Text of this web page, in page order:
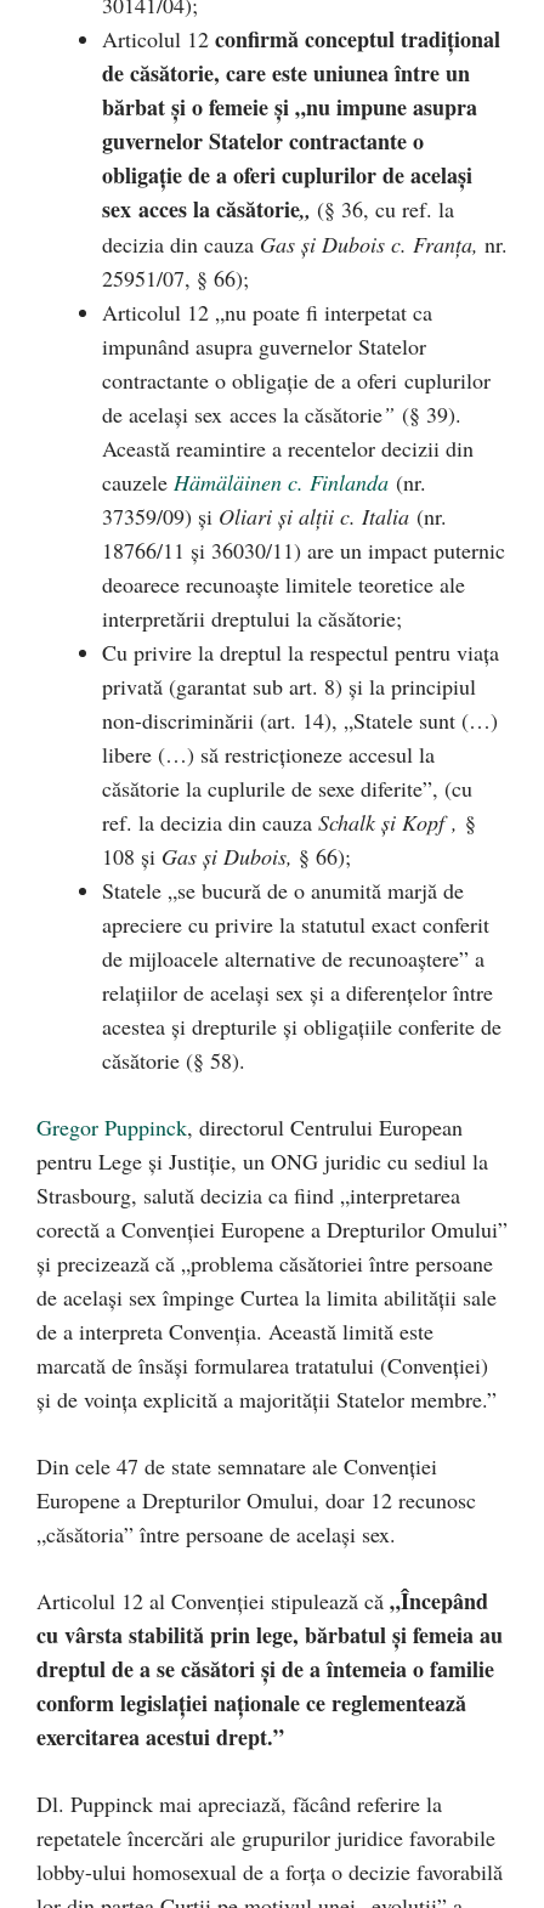
Articolul 12 confirmă conceptul tradițional
de căsătorie, care este uniunea între un
bărbat și o femeie și „nu impune asupra
guvernelor Statelor contractante o
obligație de a oferi cuplurilor de același
sex acces la căsătorie„ (§ 36, cu ref. la
decizia din cauza Gas și Dubois c. Franța, nr.
25951/07, § 66);
Articolul 12 „nu poate fi interpetat ca
impunând asupra guvernelor Statelor
contractante o obligație de a oferi cuplurilor
de același sex acces la căsătorie” (§ 39).
Această reamintire a recentelor decizii din
cauzele Hämäläinen c. Finlanda (nr.
37359/09) și Oliari și alții c. Italia (nr.
18766/11 și 36030/11) are un impact puternic
deoarece recunoaște limitele teoretice ale
interpretării dreptului la căsătorie;
Cu privire la dreptul la respectul pentru viața
privată (garantat sub art. 8) și la principiul
non-discriminării (art. 14), „Statele sunt (…)
libere (…) să restricționeze accesul la
căsătorie la cuplurile de sexe diferite”, (cu
ref. la decizia din cauza Schalk și Kopf, §
108 și Gas și Dubois, § 66);
Statele „se bucură de o anumită marjă de
apreciere cu privire la statutul exact conferit
de mijloacele alternative de recunoaștere” a
relațiilor de același sex și a diferențelor între
acestea și drepturile și obligațiile conferite de
căsătorie (§ 58).
Gregor Puppinck, directorul Centrului European
pentru Lege și Justiție, un ONG juridic cu sediul la
Strasbourg, salută decizia ca fiind „interpretarea
corectă a Convenției Europene a Drepturilor Omului”
și precizează că „problema căsătoriei între persoane
de același sex împinge Curtea la limita abilității sale
de a interpreta Convenția. Această limită este
marcată de însăși formularea tratatului (Convenției)
și de voința explicită a majorității Statelor membre.”
Din cele 47 de state semnatare ale Convenției
Europene a Drepturilor Omului, doar 12 recunosc
„căsătoria” între persoane de același sex.
Articolul 12 al Convenției stipulează că „Începând
cu vârsta stabilită prin lege, bărbatul și femeia au
dreptul de a se căsători și de a întemeia o familie
conform legislației naționale ce reglementează
exercitarea acestui drept.”
Dl. Puppinck mai apreciază, făcând referire la
repetatele încercări ale grupurilor juridice favorabile
lobby-ului homosexual de a forța o decizie favorabilă